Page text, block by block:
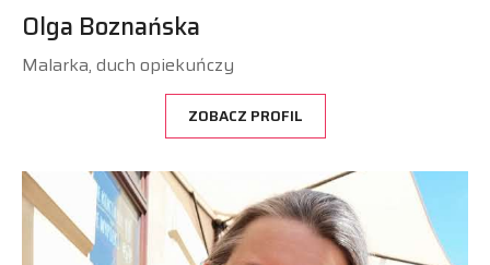
Olga Boznańska
Malarka, duch opiekuńczy
ZOBACZ PROFIL